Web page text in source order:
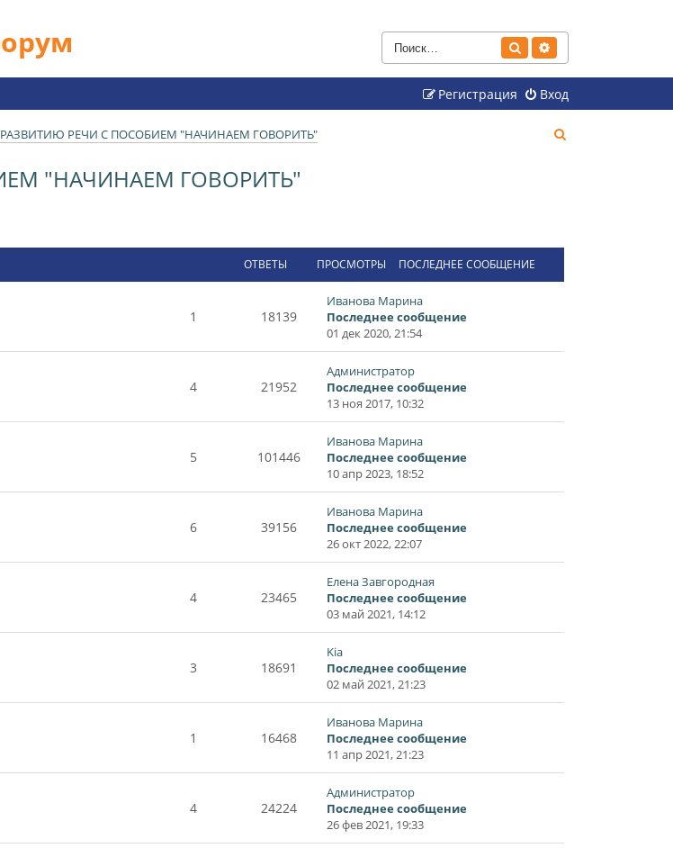
Поиск
Вход
Регистрация
РЕЧИ С ПОСОБИЕМ "НАЧИНАЕМ ГОВОРИТЬ"
"НАЧИНАЕМ ГОВОРИТЬ"
ОТВЕТЫ ПРОСМОТРЫ ПОСЛЕДНЕЕ СООБЩЕНИЕ
1 18139
Иванова Марина
Последнее сообщение
01 дек 2020, 21:54
4 21952
Администратор
Последнее сообщение
13 ноя 2017, 10:32
5 101446
Иванова Марина
Последнее сообщение
10 апр 2023, 18:52
6 39156
Иванова Марина
Последнее сообщение
26 окт 2022, 22:07
4 23465
Елена Завгородная
Последнее сообщение
03 май 2021, 14:12
3 18691
Kia
Последнее сообщение
02 май 2021, 21:23
1 16468
Иванова Марина
Последнее сообщение
11 апр 2021, 21:23
4 24224
Администратор
Последнее сообщение
26 фев 2021, 19:33